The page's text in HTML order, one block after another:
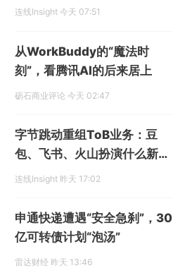
连线Insight 今天 07:51
从WorkBuddy的“魔法时
刻”，看腾讯AI的后来居上
砺石商业评论 今天 02:47
字节跳动重组ToB业务：豆
包、飞书、火山扮演什么新角
色？
连线Insight 昨天 17:02
申通快递遭遇“安全急刹”，30
亿可转债计划“泡汤”
雷达财经 昨天 13:46